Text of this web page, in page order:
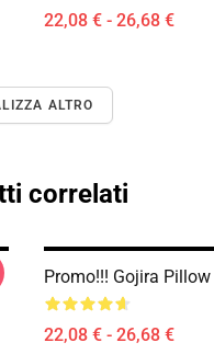
22,08 € - 26,68 €
ALTRO
correlati
Promo!!! Gojira
22,08 € - 26,68 €